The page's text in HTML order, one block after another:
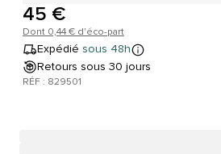
45 €
Dont 0,44 € d'éco-part
Expédié sous 48h
Retours sous 30 jours
RÉF : 829501